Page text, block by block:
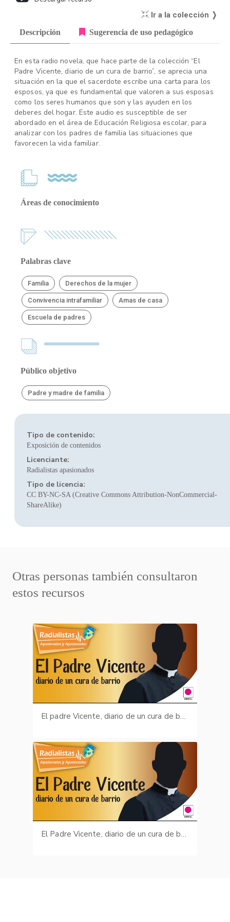
Ir a la colección ❭
Descripción Sugerencia de uso pedagógico
En esta radio novela, que hace parte de la colección “El
Padre Vicente, diario de un cura de barrio”, se aprecia una
situación en la que el sacerdote escribe una carta para los
esposos, ya que es fundamental que valoren a sus esposas
como los seres humanos que son y las ayuden en los
deberes del hogar. Este audio es susceptible de ser
abordado en el área de Educación Religiosa escolar, para
analizar con los padres de familia las situaciones que
favorecen la vida familiar.
Áreas de conocimiento
Palabras clave
Familia Derechos de la mujer
Convivencia intrafamiliar Amas de casa
Escuela de padres
Público objetivo
Padre y madre de familia
Tipo de contenido:
Exposición de contenidos
Licenciante:
Radialistas apasionados
Tipo de licencia:
CC BY-NC-SA (Creative Commons Attribution-NonCommercial-
ShareAlike)
Otras personas también consultaron
estos recursos
El padre Vicente, diario de un cura de barrio: carta a los maridos I
El Padre Vicente, diario de un cura de barrio